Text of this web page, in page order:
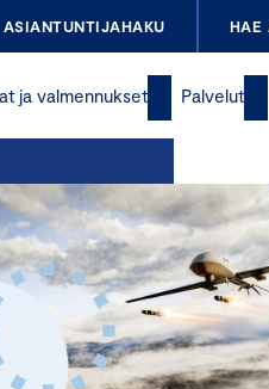
ASIANTUNTIJAHAKU HAE
ja valmennukset Palvelut